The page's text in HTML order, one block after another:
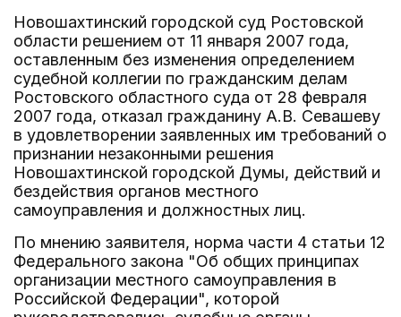
Новошахтинский городской суд Ростовской
области решением от 11 января 2007 года,
оставленным без изменения определением
судебной коллегии по гражданским делам
Ростовского областного суда от 28 февраля
2007 года, отказал гражданину А.В. Севашеву
в удовлетворении заявленных им требований о
признании незаконными решения
Новошахтинской городской Думы, действий и
бездействия органов местного
самоуправления и должностных лиц.
По мнению заявителя, норма части 4 статьи 12
Федерального закона "Об общих принципах
организации местного самоуправления в
Российской Федерации", которой